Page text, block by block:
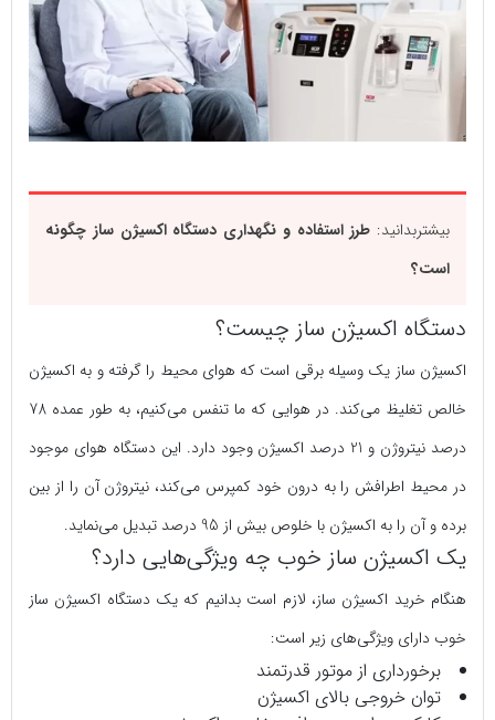
بیشتربدانید: طرز استفاده و نگهداری دستگاه اکسیژن ساز چگونه
است؟
دستگاه اکسیژن ساز چیست؟
اکسیژن ساز یک وسیله برقی است که هوای محیط را گرفته و به اکسیژن
خالص تغلیظ می‌کند. در هوایی که ما تنفس می‌کنیم، به طور عمده 78
درصد نیتروژن و 21 درصد اکسیژن وجود دارد. این دستگاه هوای موجود
در محیط اطرافش را به درون خود کمپرس می‌کند، نیتروژن آن را از بین
برده و آن را به اکسیژن با خلوص بیش از 95 درصد تبدیل می‌نماید.
یک اکسیژن ساز خوب چه ویژگی‌هایی دارد؟
هنگام خرید اکسیژن ساز، لازم است بدانیم که یک دستگاه اکسیژن ساز
خوب دارای ویژگی‌های زیر است:
برخورداری از موتور قدرتمند
توان خروجی بالای اکسیژن